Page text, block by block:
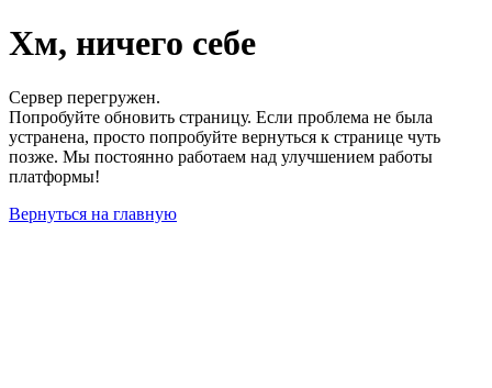
Хм, ничего себе
Сервер перегружен.
Попробуйте обновить страницу. Если проблема не была
устранена, просто попробуйте вернуться к странице чуть
позже. Мы постоянно работаем над улучшением работы
платформы!
Вернуться на главную